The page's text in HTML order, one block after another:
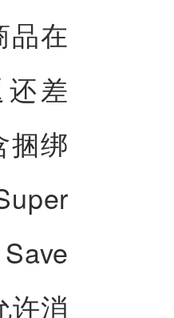
品在
差
捆绑
许消